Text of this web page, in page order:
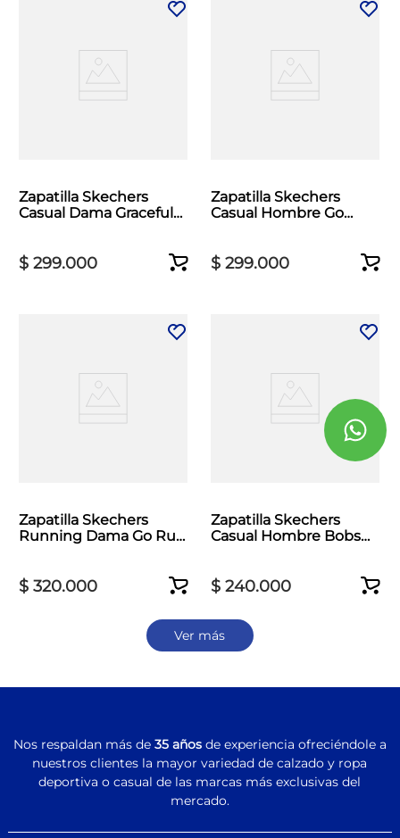
Zapatilla Skechers
Casual Dama Graceful
$ 299.000
Zapatilla Skechers
Casual Hombre Go
$ 299.000
Zapatilla Skechers
Running Dama Go Run
$ 320.000
Zapatilla Skechers
Casual Hombre Bobs
$ 240.000
Ver más
Nos respaldan más de 35 añosde experiencia ofreciéndole a
nuestros clientes la mayor variedad de calzado y ropa
deportiva o casual de las marcas más exclusivas del
mercado.